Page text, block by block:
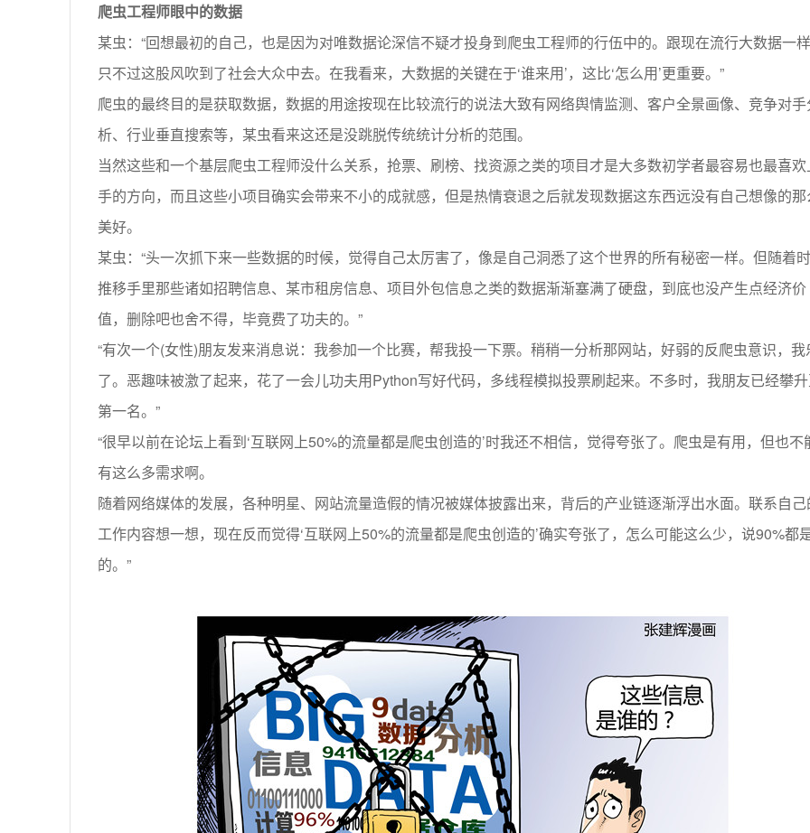
爬虫工程师眼中的数据
某虫：“回想最初的自己，也是因为对唯数据论深信不疑才投身到爬虫工程师的行伍中的。跟现在流行大数据一样
只不过这股风吹到了社会大众中去。在我看来，大数据的关键在于‘谁来用’，这比‘怎么用’更重要。”
爬虫的最终目的是获取数据，数据的用途按现在比较流行的说法大致有网络舆情监测、客户全景画像、竞争对手
析、行业垂直搜索等，某虫看来这还是没跳脱传统统计分析的范围。
当然这些和一个基层爬虫工程师没什么关系，抢票、刷榜、找资源之类的项目才是大多数初学者最容易也最喜欢
手的方向，而且这些小项目确实会带来不小的成就感，但是热情衰退之后就发现数据这东西远没有自己想像的那
美好。
某虫：“头一次抓下来一些数据的时候，觉得自己太厉害了，像是自己洞悉了这个世界的所有秘密一样。但随着
推移手里那些诸如招聘信息、某市租房信息、项目外包信息之类的数据渐渐塞满了硬盘，到底也没产生点经济价
值，删除吧也舍不得，毕竟费了功夫的。”
“有次一个(女性)朋友发来消息说：我参加一个比赛，帮我投一下票。稍稍一分析那网站，好弱的反爬虫意识，我
了。恶趣味被激了起来，花了一会儿功夫用Python写好代码，多线程模拟投票刷起来。不多时，我朋友已经攀
第一名。”
“很早以前在论坛上看到‘互联网上50%的流量都是爬虫创造的’时我还不相信，觉得夸张了。爬虫是有用，但也不
有这么多需求啊。
随着网络媒体的发展，各种明星、网站流量造假的情况被媒体披露出来，背后的产业链逐渐浮出水面。联系自己
工作内容想一想，现在反而觉得‘互联网上50%的流量都是爬虫创造的’确实夸张了，怎么可能这么少，说90%都
的。”